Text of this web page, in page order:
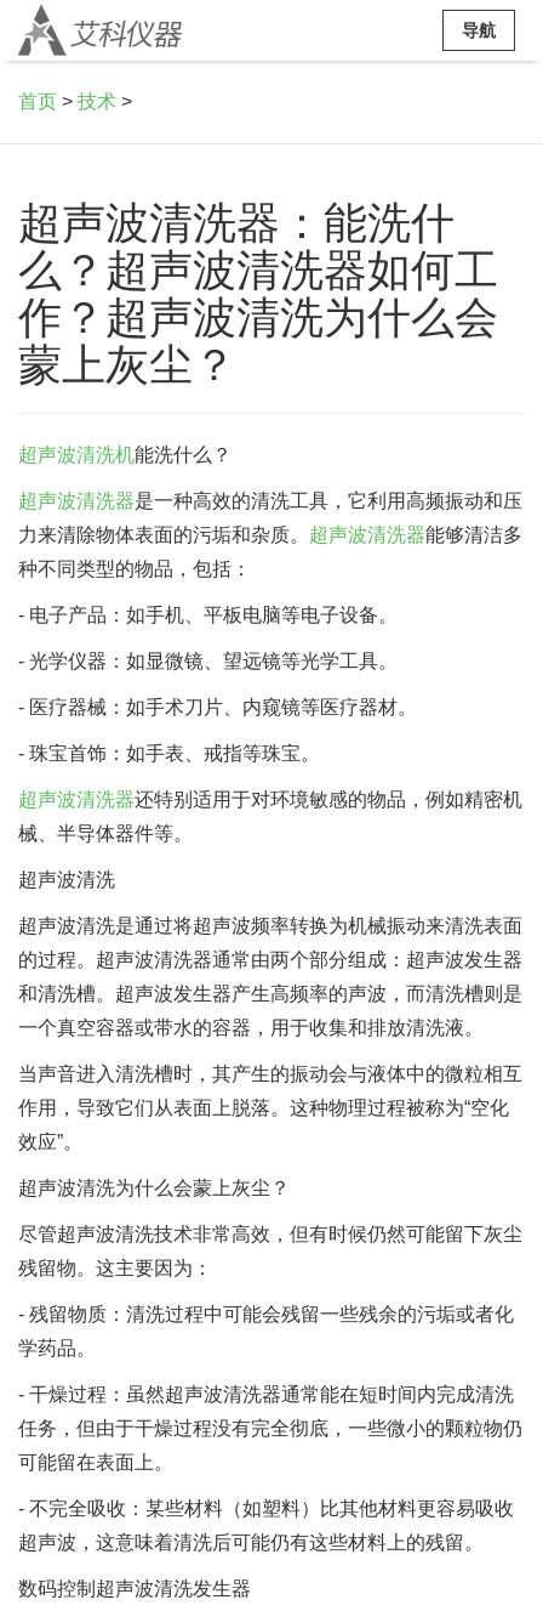
导航
首页 > 技术 >
超声波清洗器：能洗什
么？超声波清洗器如何工
作？超声波清洗为什么会
蒙上灰尘？
超声波清洗机能洗什么？
超声波清洗器是一种高效的清洗工具，它利用高频振动和压
力来清除物体表面的污垢和杂质。 超声波清洗器能够清洁多
种不同类型的物品，包括：
- 电子产品：如手机、平板电脑等电子设备。
- 光学仪器：如显微镜、望远镜等光学工具。
- 医疗器械：如手术刀片、内窥镜等医疗器材。
- 珠宝首饰：如手表、戒指等珠宝。
超声波清洗器还特别适用于对环境敏感的物品，例如精密机
械、半导体器件等。
超声波清洗
超声波清洗是通过将超声波频率转换为机械振动来清洗表面
的过程。超声波清洗器通常由两个部分组成：超声波发生器
和清洗槽。超声波发生器产生高频率的声波，而清洗槽则是
一个真空容器或带水的容器，用于收集和排放清洗液。
当声音进入清洗槽时，其产生的振动会与液体中的微粒相互
作用，导致它们从表面上脱落。这种物理过程被称为“空化
效应”。
超声波清洗为什么会蒙上灰尘？
尽管超声波清洗技术非常高效，但有时候仍然可能留下灰尘
残留物。这主要因为：
- 残留物质：清洗过程中可能会残留一些残余的污垢或者化
学药品。
- 干燥过程：虽然超声波清洗器通常能在短时间内完成清洗
任务，但由于干燥过程没有完全彻底，一些微小的颗粒物仍
可能留在表面上。
- 不完全吸收：某些材料（如塑料）比其他材料更容易吸收
超声波，这意味着清洗后可能仍有这些材料上的残留。
数码控制超声波清洗发生器